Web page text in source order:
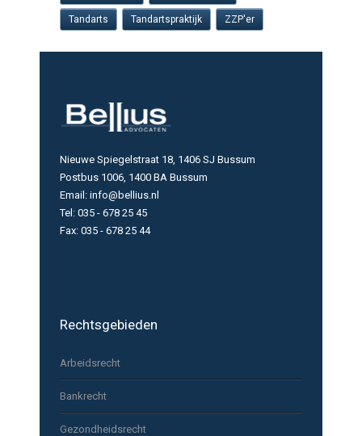
Tandarts Tandartspraktijk ZZP'er
Nieuwe Spiegelstraat 18, 1406 SJ Bussum
Postbus 1006, 1400 BA Bussum
Email: info@bellius.nl
Tel: 035 - 678 25 45
Fax: 035 - 678 25 44
Rechtsgebieden
Arbeidsrecht
Bankrecht
Gezondheidsrecht